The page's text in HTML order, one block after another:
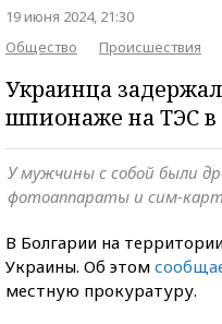
19 июня 2024, 21:30
Общество
Происшествия
Украинца
шпионаже на ТЭС в
У мужчины с собой были
фотоаппараты и сим-
В Болгарии на
Украины. Об этом
местную прокуратуру.